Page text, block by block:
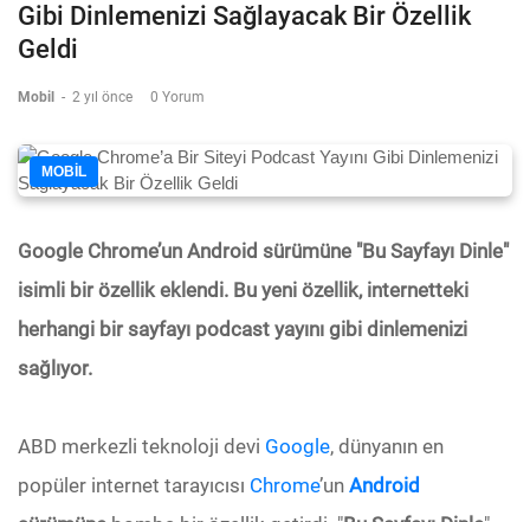
Gibi Dinlemenizi Sağlayacak Bir Özellik
Geldi
Mobil - 2 yıl önce 0 Yorum
MOBIL
Google Chrome’un Android sürümüne "Bu Sayfayı Dinle"
isimli bir özellik eklendi. Bu yeni özellik, internetteki
herhangi bir sayfayı podcast yayını gibi dinlemenizi
sağlıyor.
ABD merkezli teknoloji devi Google, dünyanın en
popüler internet tarayıcısı Chrome’un Android